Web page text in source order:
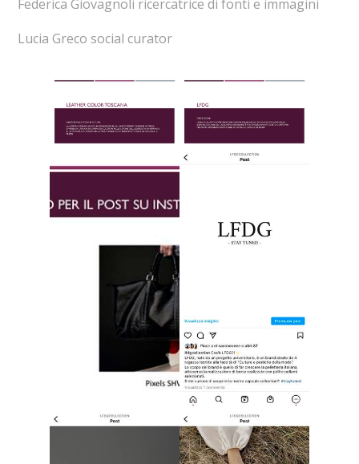
Federica Giovagnoli ricercatrice di fonti e immagini
Lucia Greco social curator